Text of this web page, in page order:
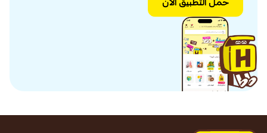
حمل التطبيق الآن